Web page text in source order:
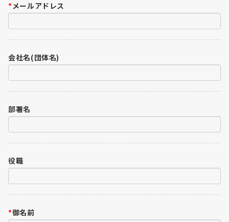
*メールアドレス
会社名(団体名)
部署名
役職
*御名前